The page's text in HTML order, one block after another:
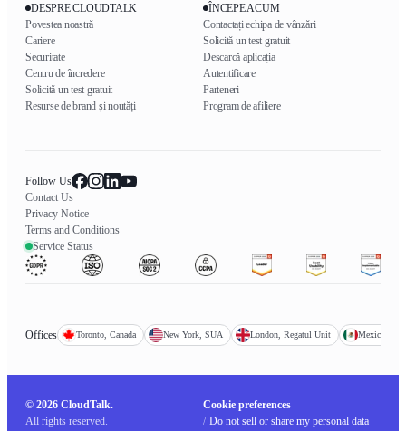
DESPRE CLOUDTALK
Povestea noastră
Cariere
Securitate
Centru de încredere
Solicită un test gratuit
Resurse de brand și noutăți
ÎNCEPE ACUM
Contactați echipa de vânzări
Solicită un test gratuit
Descarcă aplicația
Autentificare
Parteneri
Program de afiliere
Follow Us
Contact Us
Privacy Notice
Terms and Conditions
Service Status
Offices Toronto, Canada New York, SUA London, Regatul Unit Mexico
© 2026 CloudTalk.
All rights reserved.
Cookie preferences
/ Do not sell or share my personal data